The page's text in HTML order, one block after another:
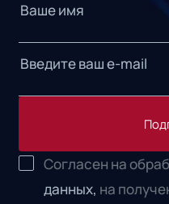
Согласен на
данных, на